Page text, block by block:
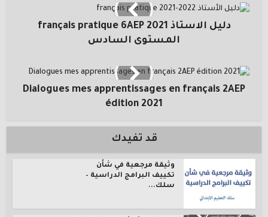
دليل الاستاذ français pratique 6AEP 2021
المستوى السادس
Dialogues mes apprentissages en français 2AEP
édition 2021
قد تفيدك
وثيقة مرجعية في شأن
تكييف البرامج الدراسية –
سلك...